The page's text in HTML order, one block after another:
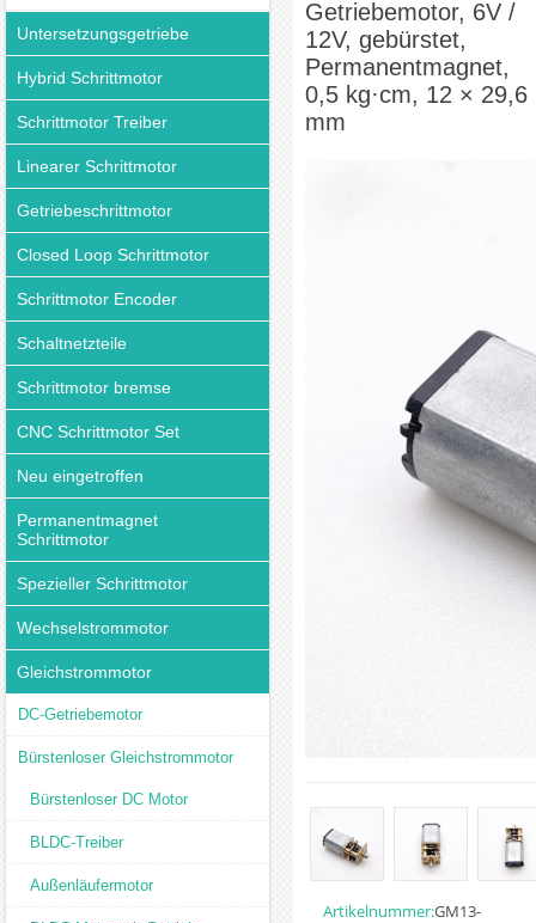
Untersetzungsgetriebe
Hybrid Schrittmotor
Schrittmotor Treiber
Linearer Schrittmotor
Getriebeschrittmotor
Closed Loop Schrittmotor
Schrittmotor Encoder
Schaltnetzteile
Schrittmotor bremse
CNC Schrittmotor Set
Neu eingetroffen
Permanentmagnet
Schrittmotor
Spezieller Schrittmotor
Wechselstrommotor
Gleichstrommotor
DC-Getriebemotor
Bürstenloser Gleichstrommotor
Bürstenloser DC Motor
BLDC-Treiber
Außenläufermotor
Getriebemotor, 6V /
12V, gebürstet,
Permanentmagnet,
0,5 kg·cm, 12 × 29,6
mm
Artikelnummer:GM13-